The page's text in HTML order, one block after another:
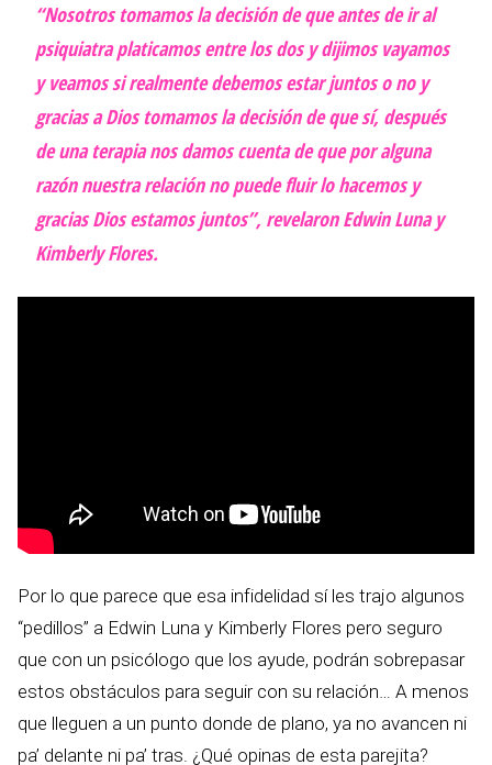
“Nosotros tomamos la decisión de que antes de ir al
psiquiatra platicamos entre los dos y dijimos vayamos
y veamos si realmente debemos estar juntos o no y
gracias a Dios tomamos la decisión de que sí, después
de una terapia nos damos cuenta de que por alguna
razón nuestra relación no puede fluir lo hacemos y
gracias Dios estamos juntos”, revelaron Edwin Luna y
Kimberly Flores.
Por lo que parece que esa infidelidad sí les trajo algunos
“pedillos” a Edwin Luna y Kimberly Flores pero seguro
que con un psicólogo que los ayude, podrán sobrepasar
estos obstáculos para seguir con su relación… A menos
que lleguen a un punto donde de plano, ya no avancen ni
pa’ delante ni pa’ tras. ¿Qué opinas de esta parejita?